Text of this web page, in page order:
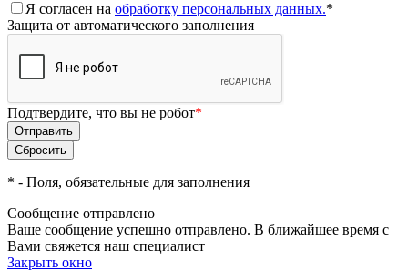
Я согласен на обработку персональных данных.*
Защита от автоматического заполнения
Подтвердите, что вы не робот*
* - Поля, обязательные для заполнения
Сообщение отправлено
Ваше сообщение успешно отправлено. В ближайшее время с
Вами свяжется наш специалист
Закрыть окно